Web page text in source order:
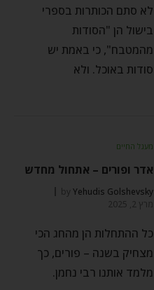
לא סתם הכותרות בספרי
בישול הן "הסודות
מהמטבח", כי באמת יש
סודות באוכל. ולא
מעגל החיים
אדר ופורים – אתחול מחדש
byYehudis Golshevsky
מרץ 2, 2025
כל ההתחלות הן מהחג הכי
מצחיק בשנה – פורים, כך
מלמד אותנו רבי נחמן.